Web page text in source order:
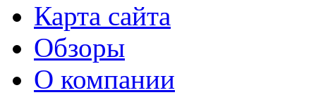
Карта сайта
Обзоры
О компании